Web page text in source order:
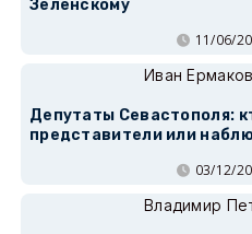
Зеленскому
11/06/
Иван Ермаков
Депутаты Севастополя:
представители или
03/12/
Владимир